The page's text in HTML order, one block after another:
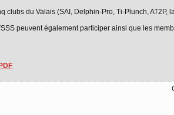
clubs du Valais (SAI, Delphin-Pro, Ti-Plunch, AT2P,
peuvent également participer ainsi que les